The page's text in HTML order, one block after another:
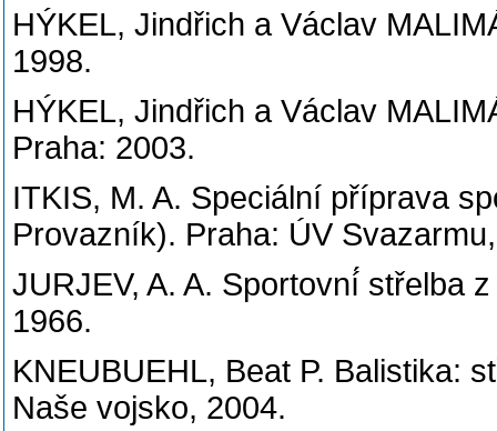
HÝKEL, Jindřich a Václav
1998.
HÝKEL, Jindřich a Václav
Praha: 2003.
ITKIS, M. A. Speciální příprava
Provazník). Praha: ÚV
JURJEV, A. A. Sportovní́ střelba
1966.
KNEUBUEHL, Beat P. Balistika:
Naše vojsko, 2004.